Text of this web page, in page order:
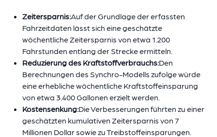
Zeitersparnis:Auf der Grundlage der erfassten
Fahrzeitdaten lässt sich eine geschätzte
wöchentliche Zeitersparnis von etwa 1.200
Fahrstunden entlang der Strecke ermitteln.
Reduzierung des Kraftstoffverbrauchs:Den
Berechnungen des Synchro-Modells zufolge würde
eine erhebliche wöchentliche Kraftstoffeinsparung
von etwa 3.400 Gallonen erzielt werden.
Kostensenkung:Die Verbesserungen führten zu einer
geschätzten kumulativen Zeitersparnis von 7
Millionen Dollar sowie zu Treibstoffeinsparungen.